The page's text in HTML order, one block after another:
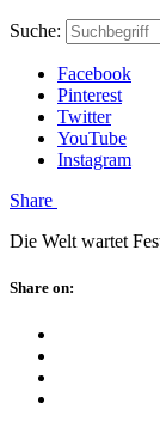
Skip
content
Hauptstadtmutti
Schließen
Search
Schließen
Suche:
Facebook
Pinterest
Twitter
YouTube
Instagram
Menü
Share
Die Welt wartet
Schließen
Share on: